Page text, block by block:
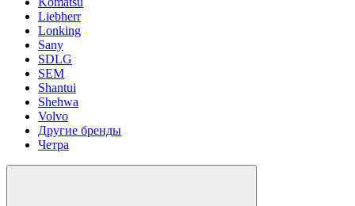
Liebherr
Lonking
Sany
SDLG
SEM
Shantui
Shehwa
Volvo
Другие бренды
Четра